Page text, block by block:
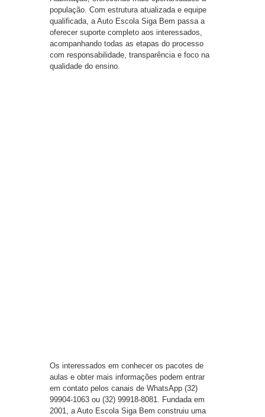
população. Com estrutura atualizada e equipe
qualificada, a Auto Escola Siga Bem passa a
oferecer suporte completo aos interessados,
acompanhando todas as etapas do processo
com responsabilidade, transparência e foco na
qualidade do ensino.
Os interessados em conhecer os pacotes de
aulas e obter mais informações podem entrar
em contato pelos canais de WhatsApp (32)
99904-1063 ou (32) 99918-8081. Fundada em
2001, a Auto Escola Siga Bem construiu uma